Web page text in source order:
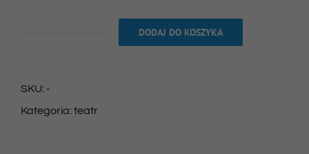
spektakl
DODAJ DO KOSZYKA
SKU: -
Kategoria:teatr